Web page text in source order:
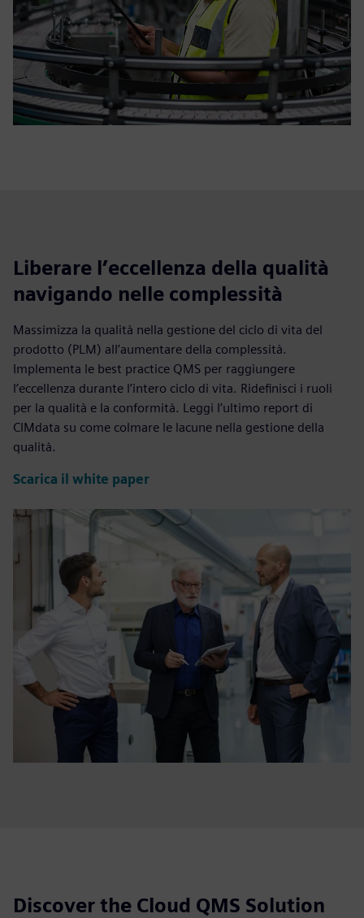
Liberare l’eccellenza della qualità
navigando nelle complessità
Massimizza la qualità nella gestione del ciclo di vita del
prodotto (PLM) all’aumentare della complessità.
Implementa le best practice QMS per raggiungere
l’eccellenza durante l’intero ciclo di vita. Ridefinisci i ruoli
per la qualità e la conformità. Leggi l’ultimo report di
CIMdata su come colmare le lacune nella gestione della
qualità.
Scarica il white paper
Discover the Cloud QMS Solution